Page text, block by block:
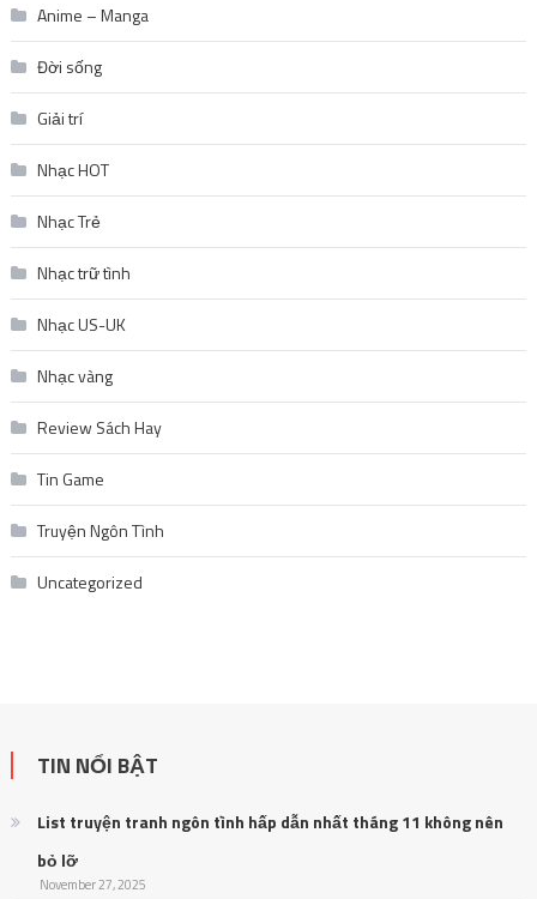
Anime – Manga
Đời sống
Giải trí
Nhạc HOT
Nhạc Trẻ
Nhạc trữ tình
Nhạc US-UK
Nhạc vàng
Review Sách Hay
Tin Game
Truyện Ngôn Tình
Uncategorized
TIN NỔI BẬT
List truyện tranh ngôn tình hấp dẫn nhất tháng 11 không nên
bỏ lỡ
November 27, 2025